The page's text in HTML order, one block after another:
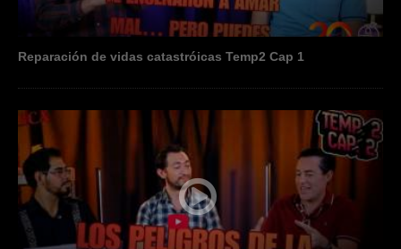
Reparación de vidas catastróicas Temp2 Cap 1